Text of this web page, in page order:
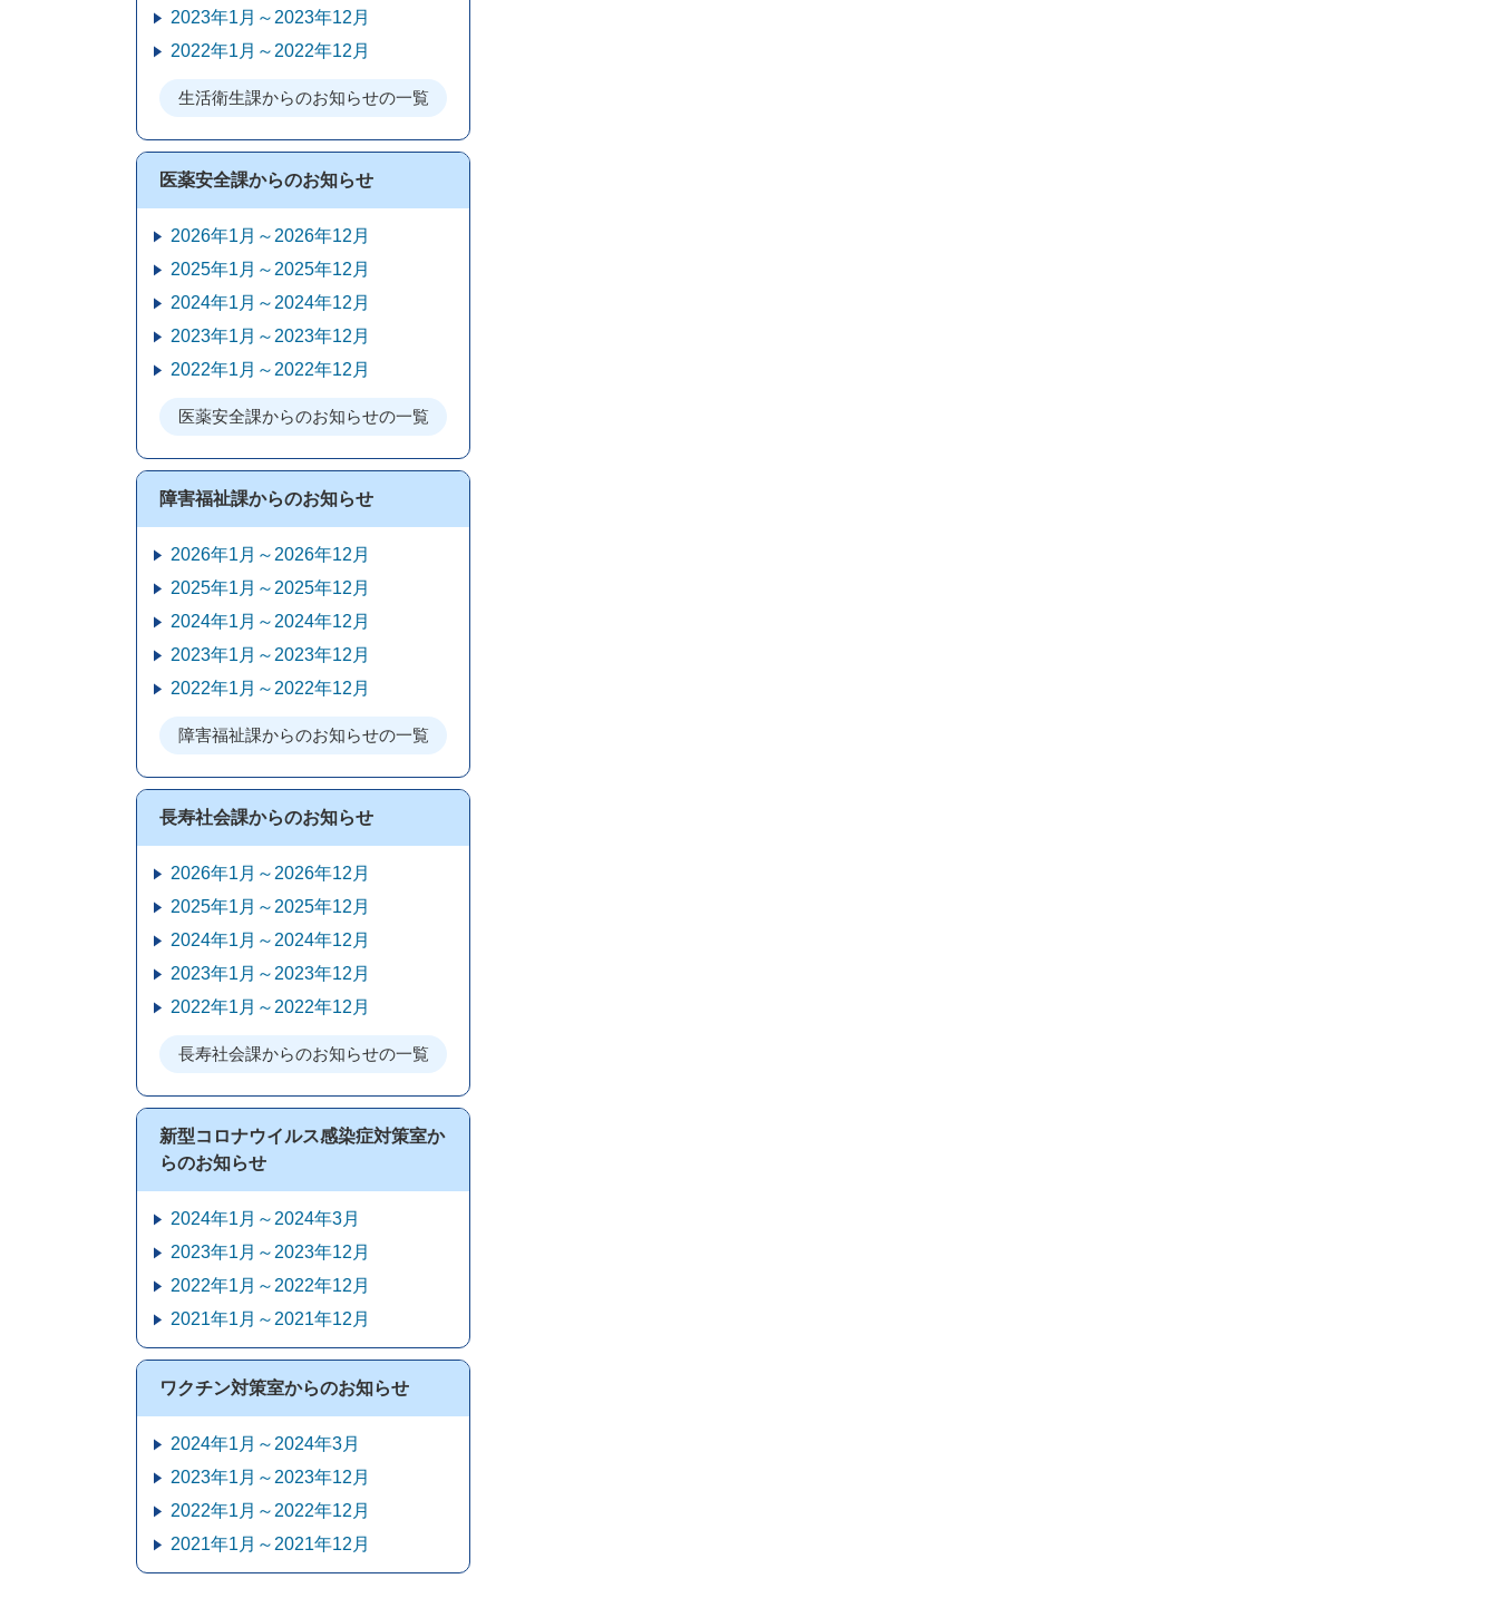
2023年1月～2023年12月
2022年1月～2022年12月
生活衛生課からのお知らせの一覧
医薬安全課からのお知らせ
2026年1月～2026年12月
2025年1月～2025年12月
2024年1月～2024年12月
2023年1月～2023年12月
2022年1月～2022年12月
医薬安全課からのお知らせの一覧
障害福祉課からのお知らせ
2026年1月～2026年12月
2025年1月～2025年12月
2024年1月～2024年12月
2023年1月～2023年12月
2022年1月～2022年12月
障害福祉課からのお知らせの一覧
長寿社会課からのお知らせ
2026年1月～2026年12月
2025年1月～2025年12月
2024年1月～2024年12月
2023年1月～2023年12月
2022年1月～2022年12月
長寿社会課からのお知らせの一覧
新型コロナウイルス感染症対策室か
らのお知らせ
2024年1月～2024年3月
2023年1月～2023年12月
2022年1月～2022年12月
2021年1月～2021年12月
ワクチン対策室からのお知らせ
2024年1月～2024年3月
2023年1月～2023年12月
2022年1月～2022年12月
2021年1月～2021年12月